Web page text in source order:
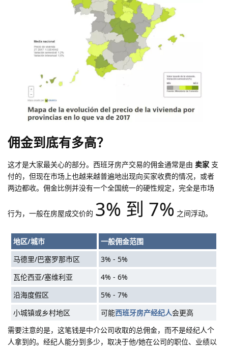
佣金到底有多高？
这才是大家最关心的部分。西班牙房产交易的佣金通常是由 卖家 支
付的，但现在市场上也越来越普遍地出现向买家收费的情况，或者
两边都收。佣金比例并没有一个全国统一的硬性规定，完全是市场
行为，一般在房屋成交价的 3% 到 7% 之间浮动。
地区/城市
一般佣金范围
马德里/巴塞罗那市区
3% - 5%
瓦伦西亚/塞维利亚
4% - 6%
沿海度假区
5% - 7%
小城镇或乡村地区
可能西班牙房产经纪人会更高
需要注意的是，这笔钱是中介公司收取的总佣金，而不是经纪人个
人拿到的。经纪人能分到多少，取决于他/她在公司的职位、业绩以